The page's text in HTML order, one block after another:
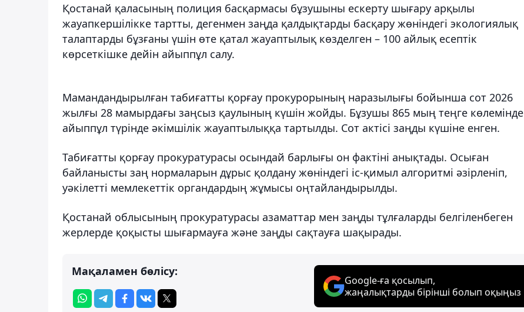
Қостанай қаласының полиция басқармасы бұзушыны ескерту шығару арқылы
жауапкершілікке тартты, дегенмен заңда қалдықтарды басқару жөніндегі экологиялық
талаптарды бұзғаны үшін өте қатал жауаптылық көзделген – 100 айлық есептік
көрсеткішке дейін айыппұл салу.
Мамандандырылған табиғатты қорғау прокурорының наразылығы бойынша сот 2026
жылғы 28 мамырдағы заңсыз қаулының күшін жойды. Бұзушы 865 мың теңге көлемінде
айыппұл түрінде әкімшілік жауаптылыққа тартылды. Сот актісі заңды күшіне енген.
Табиғатты қорғау прокуратурасы осындай барлығы он фактіні анықтады. Осыған
байланысты заң нормаларын дұрыс қолдану жөніндегі іс-қимыл алгоритмі әзірленіп,
уәкілетті мемлекеттік органдардың жұмысы оңтайландырылды.
Қостанай облысының прокуратурасы азаматтар мен заңды тұлғаларды белгіленбеген
жерлерде қоқысты шығармауға және заңды сақтауға шақырады.
Мақаламен бөлісу:
Google-ға қосылып,
жаңалықтарды бірінші болып оқыңыз